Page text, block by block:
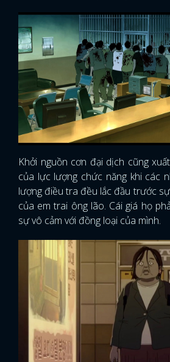
Khởi nguồn cơn đại dịch cũng
của lực lượng chức năng khi các
lượng điều tra đều lắc đầu trước
của em trai ông lão. Cái giá họ
sự vô cảm với đồng loại của mình.